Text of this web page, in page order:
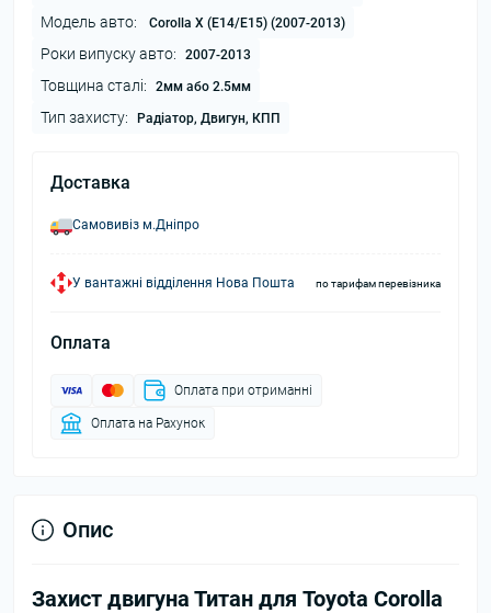
Модель авто: Corolla X (E14/E15) (2007-2013)
Роки випуску авто: 2007-2013
Товщина сталі: 2мм або 2.5мм
Тип захисту: Радіатор, Двигун, КПП
Доставка
Самовивіз м.Дніпро
У вантажні відділення Нова Пошта по тарифам перевізника
Оплата
Оплата при отриманні
Оплата на Рахунок
Опис
Захист двигуна Титан для Toyota Corolla